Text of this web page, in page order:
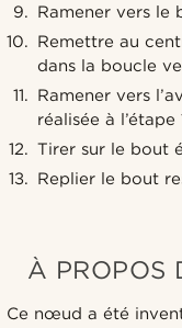
Ramener vers le
Remettre au
dans la boucle
Ramener vers
réalisée à l’étape
Tirer sur le bout
Replier le bout
À PROPOS
Ce nœud a été